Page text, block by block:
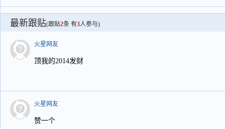
最新跟贴(跟贴2条 有3人参与)
火星网友
顶我的2014发财
火星网友
赞一个